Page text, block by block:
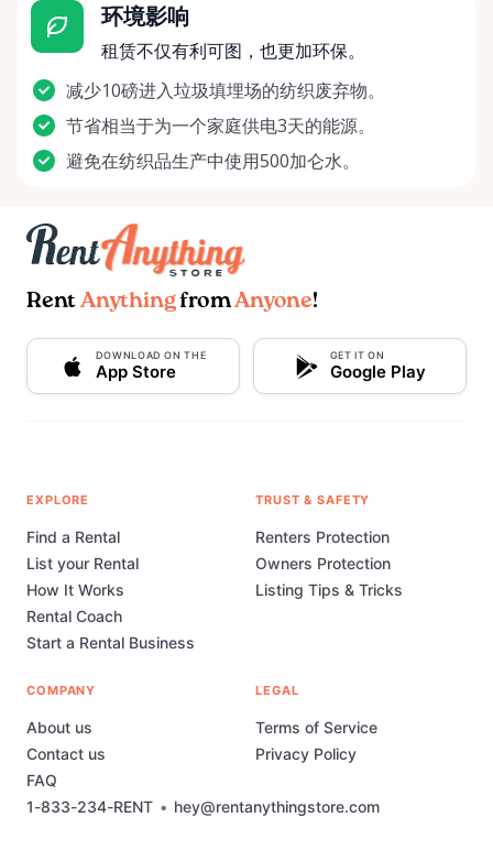
环境影响
租赁不仅有利可图，也更加环保。
减少10磅进入垃圾填埋场的纺织废弃物。
节省相当于为一个家庭供电3天的能源。
避免在纺织品生产中使用500加仑水。
Rent AnythingfromAnyone!
DOWNLOAD ON THE
App Store
GET IT ON
Google Play
1-833-234-RENT • hey@rentanythingstore.com
EXPLORE
Find a Rental
List your Rental
How It Works
Rental Coach
Start a Rental Business
TRUST & SAFETY
Renters Protection
Owners Protection
Listing Tips & Tricks
COMPANY
About us
Contact us
FAQ
LEGAL
Terms of Service
Privacy Policy